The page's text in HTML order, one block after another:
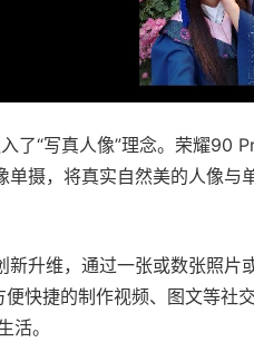
了“写真人像”理念。荣耀90
摄，将真实自然美的人像与
升维，通过一张或数张照片
快捷的制作视频、图文等社
活。